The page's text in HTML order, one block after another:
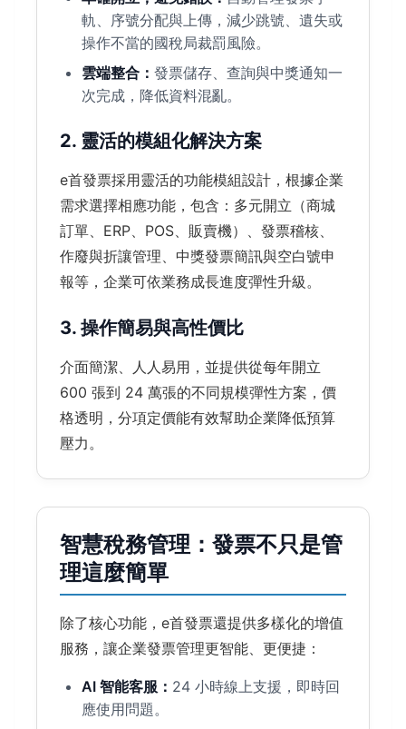
軌、序號分配與上傳，減少跳號、遺失或
操作不當的國稅局裁罰風險。
雲端整合： 發票儲存、查詢與中獎通知一
次完成，降低資料混亂。
2. 靈活的模組化解決方案
e首發票採用靈活的功能模組設計，根據企業
需求選擇相應功能，包含：多元開立（商城
訂單、ERP、POS、販賣機）、發票稽核、
作廢與折讓管理、中獎發票簡訊與空白號申
報等，企業可依業務成長進度彈性升級。
3. 操作簡易與高性價比
介面簡潔、人人易用，並提供從每年開立
600 張到 24 萬張的不同規模彈性方案，價
格透明，分項定價能有效幫助企業降低預算
壓力。
智慧稅務管理：發票不只是管
理這麼簡單
除了核心功能，e首發票還提供多樣化的增值
服務，讓企業發票管理更智能、更便捷：
AI 智能客服： 24 小時線上支援，即時回
應使用問題。